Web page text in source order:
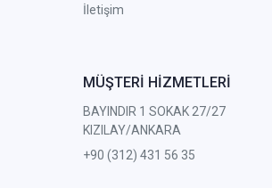
İletişim
MÜŞTERİ HİZMETLERİ
BAYINDIR 1 SOKAK 27/27
KIZILAY/ANKARA
+90 (312) 431 56 35